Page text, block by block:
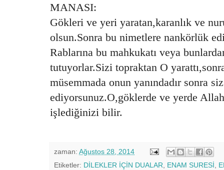
MANASI:
Gökleri ve yeri yaratan,karanlık ve
olsun.Sonra bu nimetlere nankörlük
Rablarına bu mahkukatı veya
tutuyorlar.Sizi topraktan O
müsemmada onun yanındadır sonra
ediyorsunuz.O,göklerde ve yerde
işlediğinizi bilir.
zaman: Ağustos 28, 2014
Etiketler: DİLEKLER İÇİN DUALAR ENAM SURESİ